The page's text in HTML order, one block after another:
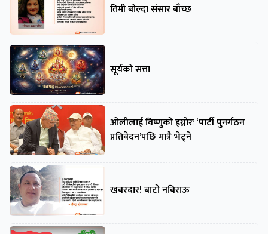
तिमी बोल्दा संसार बाँच्छ
सूर्यको सत्ता
ओलीलाई विष्णुको इग्नोरः ‘पार्टी पुनर्गठन
प्रतिवेदन’पछि मात्रै भेट्ने
खबरदार! बाटो नबिराऊ